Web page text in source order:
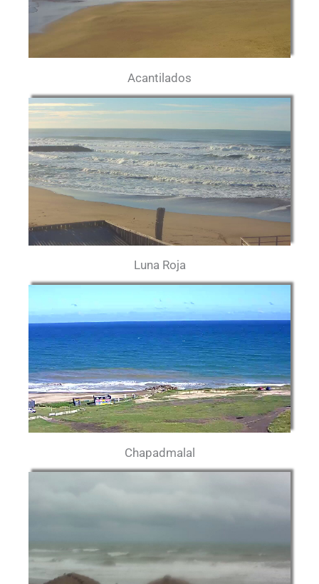
Acantilados
Luna Roja
Chapadmalal